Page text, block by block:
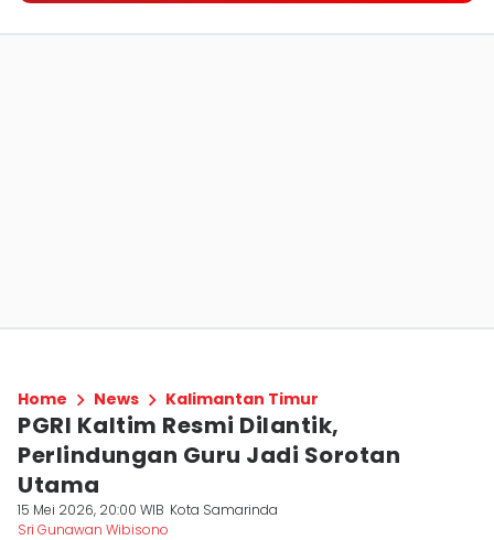
Home News Kalimantan Timur
PGRI Kaltim Resmi Dilantik,
Perlindungan Guru Jadi Sorotan
Utama
15 Mei 2026, 20:00 WIB Kota Samarinda
Sri Gunawan Wibisono